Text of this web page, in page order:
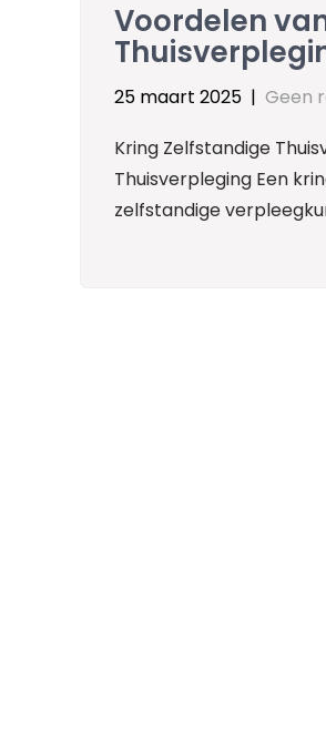
Voordelen
25 maart 2025 | Geen
Kring Zelfstandige
Thuisverpleging Een
zelfstandige